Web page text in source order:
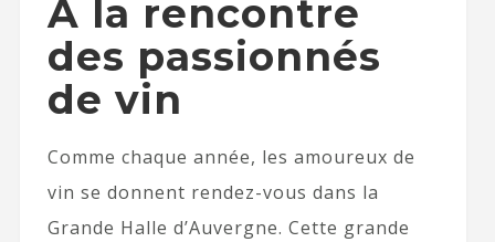
À la rencontre
des passionnés
de vin
Comme chaque année, les amoureux de
vin se donnent rendez-vous dans la
Grande Halle d’Auvergne. Cette grande